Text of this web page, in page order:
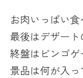
お肉いっぱい食
最後はデザー
終盤はビンゴゲ
景品は何が入